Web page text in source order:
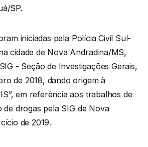
SP.
iniciadas pela Polícia Civil Sul-
cidade de Nova Andradina/MS,
- Seção de Investigações Gerais,
de 2018, dando origem à
em referência aos trabalhos de
drogas pela SIG de Nova
de 2019.